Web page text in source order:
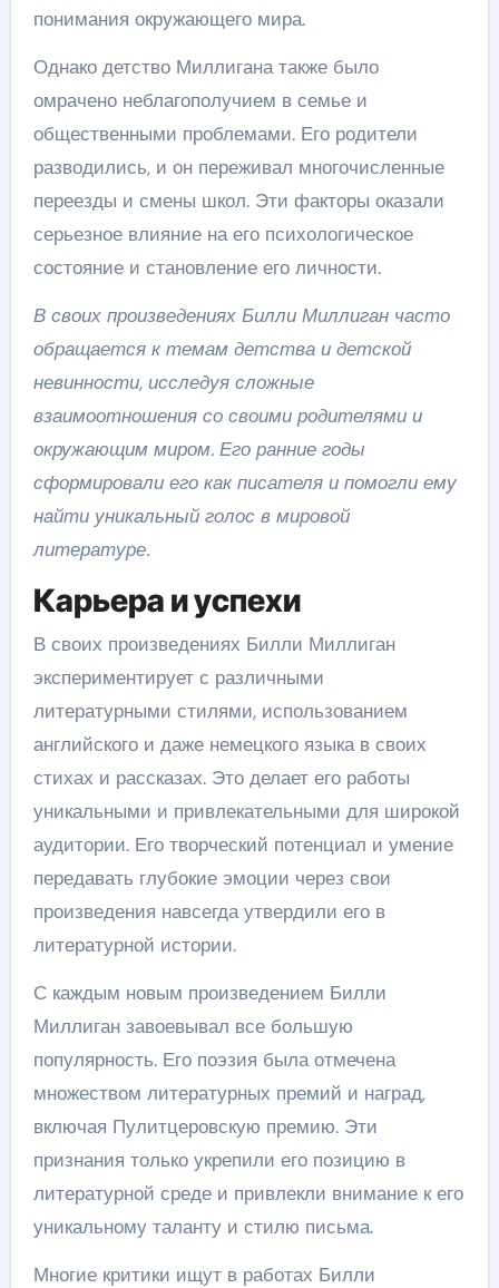
понимания окружающего мира.
Однако детство Миллигана также было
омрачено неблагополучием в семье и
общественными проблемами. Его родители
разводились, и он переживал многочисленные
переезды и смены школ. Эти факторы оказали
серьезное влияние на его психологическое
состояние и становление его личности.
В своих произведениях Билли Миллиган часто
обращается к темам детства и детской
невинности, исследуя сложные
взаимоотношения со своими родителями и
окружающим миром. Его ранние годы
сформировали его как писателя и помогли ему
найти уникальный голос в мировой
литературе.
Карьера и успехи
В своих произведениях Билли Миллиган
экспериментирует с различными
литературными стилями, использованием
английского и даже немецкого языка в своих
стихах и рассказах. Это делает его работы
уникальными и привлекательными для широкой
аудитории. Его творческий потенциал и умение
передавать глубокие эмоции через свои
произведения навсегда утвердили его в
литературной истории.
С каждым новым произведением Билли
Миллиган завоевывал все большую
популярность. Его поэзия была отмечена
множеством литературных премий и наград,
включая Пулитцеровскую премию. Эти
признания только укрепили его позицию в
литературной среде и привлекли внимание к его
уникальному таланту и стилю письма.
Многие критики ищут в работах Билли